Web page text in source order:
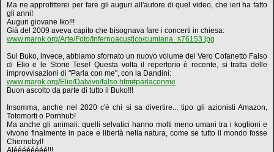
Ma ne approfitterei per fare gli auguri all'autore di quel video, che ieri ha fatto
gli anni!
Auguri giovane Iko!!!
Già del 2009 aveva capito che bisognava fare i concerti in chiesa:
www.marok.org/Arte/Foto/Infernoacustico/cumiana_s76153.jpg
Sul Buko, invece, abbiamo sfornato un nuovo volume del Vero Cofanetto Falso
di Elio e le Storie Tese! Questa volta il repertorio è recente, si tratta delle
improvvisazioni di "Parla con me", con la Dandini:
www.marok.org/Elio/Dalvivo/falso.htm#parlaconme
Buon ascolto da parte di tutto il Buko!!!
Insomma, anche nel 2020 c'è chi si sa divertire... tipo gli azionisti Amazon,
Totomorti o Pornhub!
Ma anche gli animali: quelli selvatici hanno molti meno umani tra i koglioni e
vivono finalmente in pace e libertà nella natura, come se tutto il mondo fosse
Chernobyl!
Aléééééééé!!!